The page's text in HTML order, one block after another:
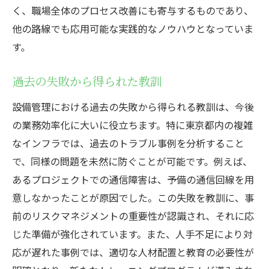
く、職場全体のプロセス改善にも寄与するものであり、
他の路線でも応用可能な実践的なノウハウとなっていま
す。
過去の失敗から得られた教訓
設備管理における過去の失敗から得られる教訓は、今後
の業務効率化に大いに役立ちます。特に東京都内の複雑
なインフラでは、過去のトラブル事例を分析すること
で、同様の問題を未然に防ぐことが可能です。例えば、
あるプロジェクトでの通信障害は、予備の通信回線を用
意しなかったことが原因でした。この失敗を教訓に、事
前のリスクマネジメントの重要性が認識され、それに応
じた準備が強化されています。また、人手不足により対
応が遅れた事例では、適切な人材配置と教育の必要性が